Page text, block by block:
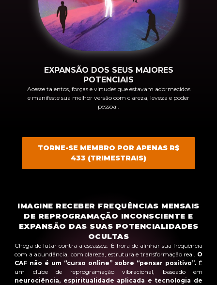
EXPANSÃO DOS SEUS MAIORES
POTENCIAIS
Acesse talentos, forças e virtudes que estavam adormecidos
e manifeste sua melhor versão com clareza, leveza e poder
pessoal.
TORNE-SE MEMBRO POR APENAS R$
433 (TRIMESTRAIS)
IMAGINE RECEBER FREQUÊNCIAS MENSAIS
DE REPROGRAMAÇÃO INCONSCIENTE E
EXPANSÃO DAS SUAS POTENCIALIDADES
OCULTAS
Chega de lutar contra a escassez. É hora de alinhar sua frequência
com a abundância, com clareza, estrutura e transformação real. O
CAF não é um “curso online” sobre “pensar positivo”. É
um clube de reprogramação vibracional, baseado em
neurociência, espiritualidade aplicada e tecnologia de